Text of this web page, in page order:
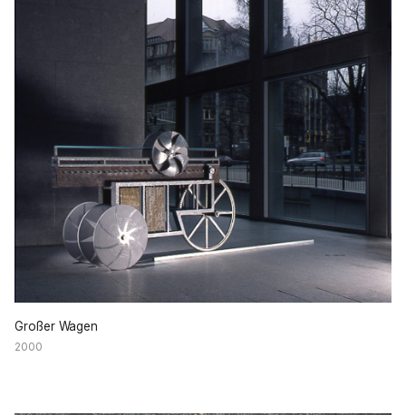
Großer Wagen
2000